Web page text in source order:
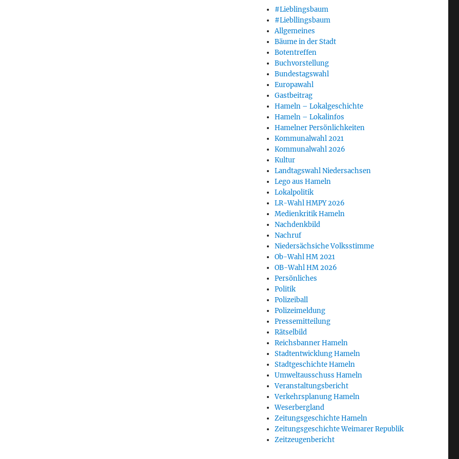
Bückeburg 2018“
#Lieblingsbaum
#Liebllingsbaum
Allgemeines
Bäume in der Stadt
Botentreffen
Buchvorstellung
Bundestagswahl
Europawahl
Gastbeitrag
Hameln – Lokalgeschichte
Hameln – Lokalinfos
Hamelner Persönlichkeiten
Kommunalwahl 2021
Kommunalwahl 2026
Kultur
Landtagswahl Niedersachsen
Lego aus Hameln
Lokalpolitik
LR-Wahl HMPY 2026
Medienkritik Hameln
Nachdenkbild
Nachruf
Niedersächsiche Volksstimme
Ob-Wahl HM 2021
OB-Wahl HM 2026
Persönliches
Politik
Polizeiball
Polizeimeldung
Pressemitteilung
Rätselbild
Reichsbanner Hameln
Stadtentwicklung Hameln
Stadtgeschichte Hameln
Umweltausschuss Hameln
Veranstaltungsbericht
Verkehrsplanung Hameln
Weserbergland
Zeitungsgeschichte Hameln
Zeitungsgeschichte Weimarer Republik
Zeitzeugenbericht